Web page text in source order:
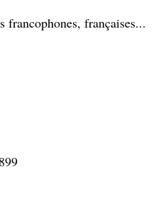
francophones, françaises...